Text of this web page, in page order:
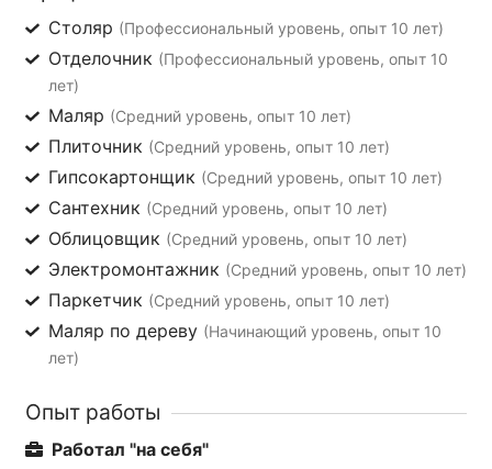
Столяр (Профессиональный уровень, опыт 10 лет)
Отделочник (Профессиональный уровень, опыт 10
лет)
Маляр (Средний уровень, опыт 10 лет)
Плиточник (Средний уровень, опыт 10 лет)
Гипсокартонщик (Средний уровень, опыт 10 лет)
Сантехник (Средний уровень, опыт 10 лет)
Облицовщик (Средний уровень, опыт 10 лет)
Электромонтажник (Средний уровень, опыт 10 лет)
Паркетчик (Средний уровень, опыт 10 лет)
Маляр по дереву (Начинающий уровень, опыт 10
лет)
Опыт работы
Работал "на себя"